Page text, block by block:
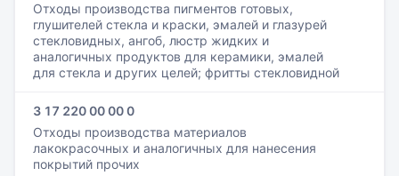
Отходы производства пигментов готовых,
глушителей стекла и краски, эмалей и глазурей
стекловидных, ангоб, люстр жидких и
аналогичных продуктов для керамики, эмалей
для стекла и других целей; фритты стекловидной
3 17 220 00 00 0
Отходы производства материалов
лакокрасочных и аналогичных для нанесения
покрытий прочих